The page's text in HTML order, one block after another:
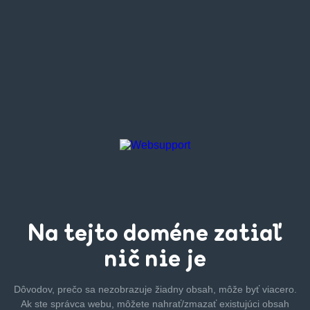
Na tejto doméne zatiaľ
nič nie je
Dôvodov, prečo sa nezobrazuje žiadny obsah, môže byťviacero.
Ak ste správca webu, môžete nahrať/zmazaťexistujúci obsah